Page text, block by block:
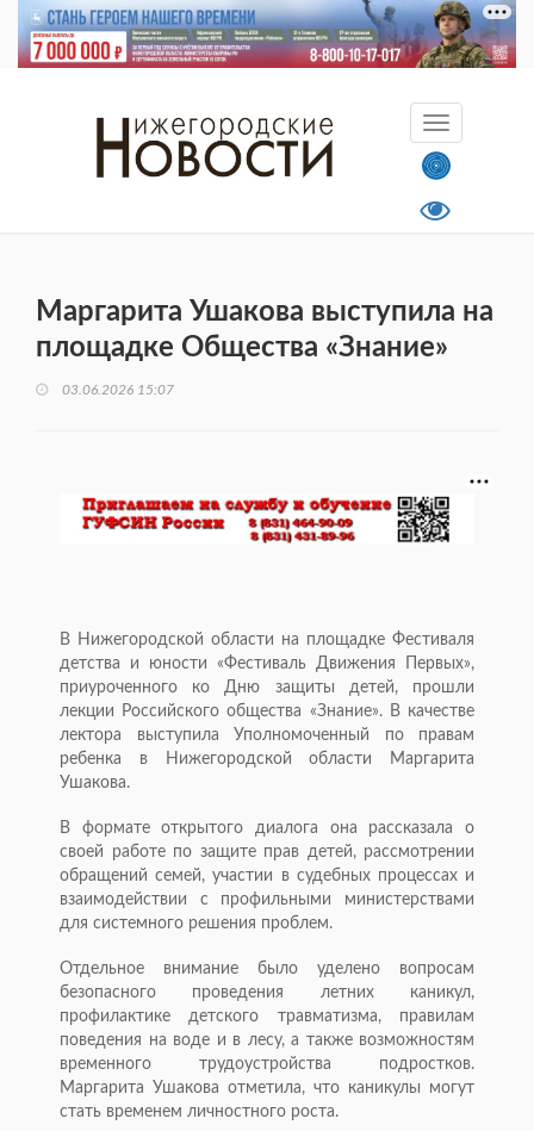
Маргарита Ушакова выступила на
площадке Общества «Знание»
03.06.2026 15:07
В Нижегородской области на площадке Фестиваля
детства и юности «Фестиваль Движения Первых»,
приуроченного ко Дню защиты детей, прошли
лекции Российского общества «Знание». В качестве
лектора выступила Уполномоченный по правам
ребенка в Нижегородской области Маргарита
Ушакова.
В формате открытого диалога она рассказала о
своей работе по защите прав детей, рассмотрении
обращений семей, участии в судебных процессах и
взаимодействии с профильными министерствами
для системного решения проблем.
Отдельное внимание было уделено вопросам
безопасного проведения летних каникул,
профилактике детского травматизма, правилам
поведения на воде и в лесу, а также возможностям
временного трудоустройства подростков.
Маргарита Ушакова отметила, что каникулы могут
стать временем личностного роста.